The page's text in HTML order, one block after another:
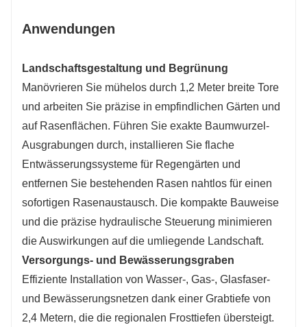
Anwendungen
Landschaftsgestaltung und Begrünung
Manövrieren Sie mühelos durch 1,2 Meter breite Tore
und arbeiten Sie präzise in empfindlichen Gärten und
auf Rasenflächen. Führen Sie exakte Baumwurzel-
Ausgrabungen durch, installieren Sie flache
Entwässerungssysteme für Regengärten und
entfernen Sie bestehenden Rasen nahtlos für einen
sofortigen Rasenaustausch. Die kompakte Bauweise
und die präzise hydraulische Steuerung minimieren
die Auswirkungen auf die umliegende Landschaft.
Versorgungs- und Bewässerungsgraben
Effiziente Installation von Wasser-, Gas-, Glasfaser-
und Bewässerungsnetzen dank einer Grabtiefe von
2,4 Metern, die die regionalen Frosttiefen übersteigt.